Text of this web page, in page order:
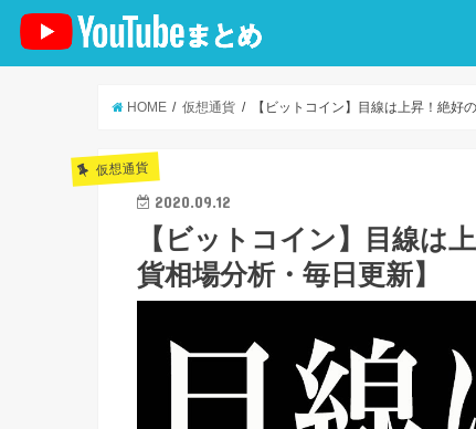
HOME 仮想通貨 【ビットコイン】目線は上昇！絶好
仮想通貨
2020.09.12
【ビットコイン】目線は
貨相場分析・毎日更新】